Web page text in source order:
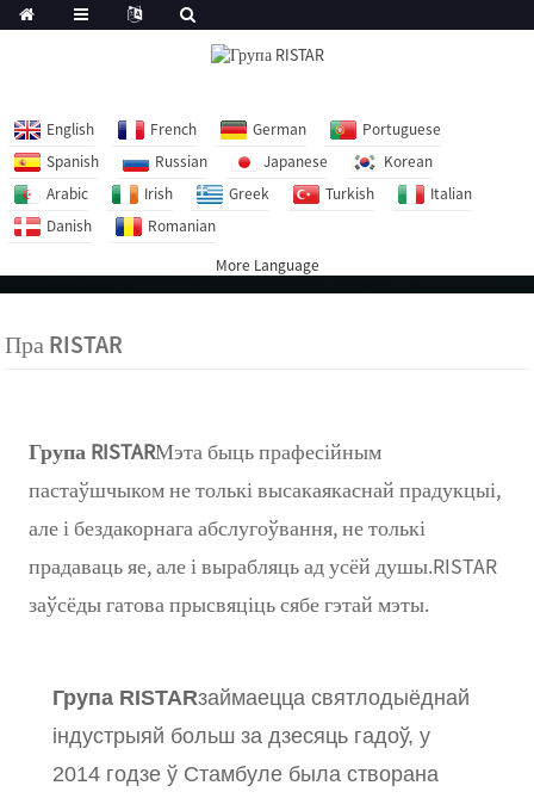
English French German
Portuguese
Spanish
Russian Japanese
Korean
Arabic
Irish Greek Turkish
Italian
Danish
Romanian
More Language
Пра RISTAR
Група RISTARМэта быць прафесійным
пастаўшчыком не толькі высакаякаснай прадукцыі,
але і бездакорнага абслугоўвання, не толькі
прадаваць яе, але і вырабляць ад усёй душы.RISTAR
заўсёды гатова прысвяціць сябе гэтай мэты.
Група RISTARзаймаецца святлодыёднай
індустрыяй больш за дзесяць гадоў, у
2014 годзе ў Стамбуле была створана